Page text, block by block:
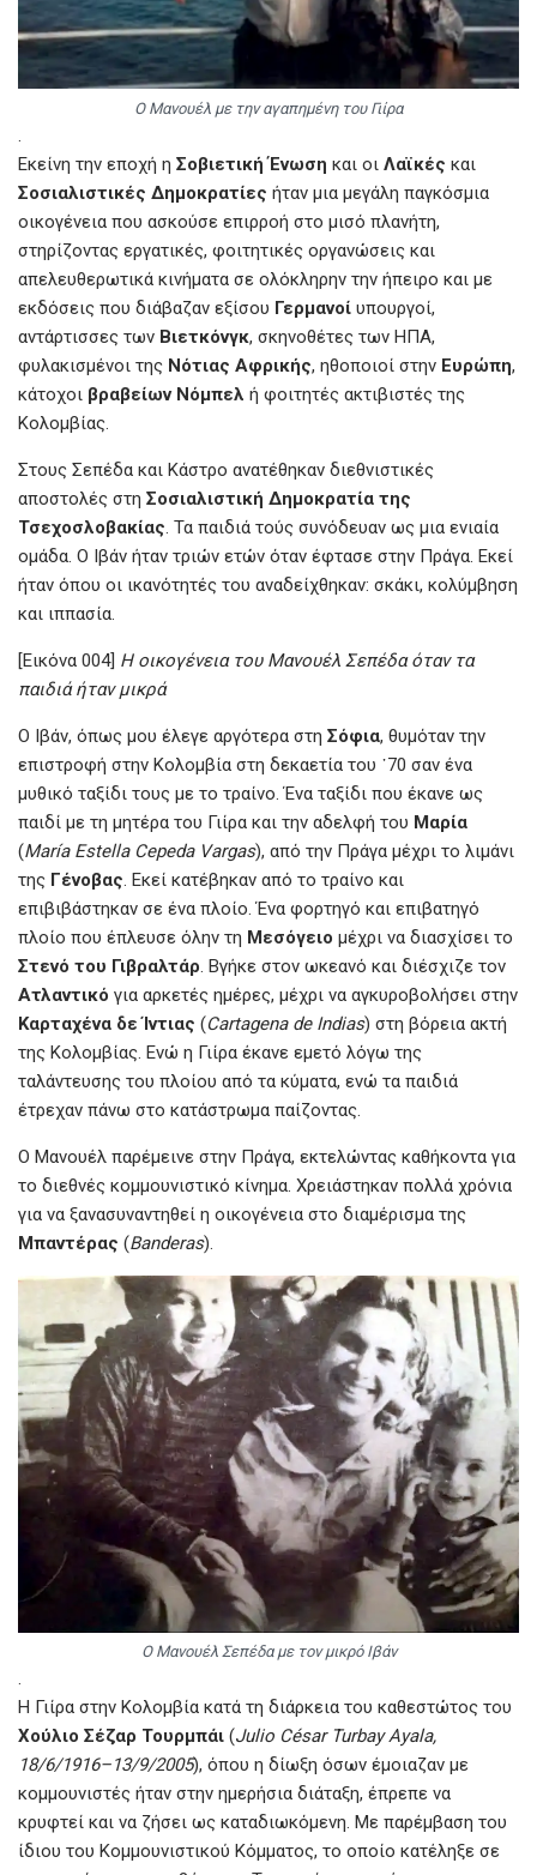
Ο Μανουέλ με την αγαπημένη του Γιίρα
.
Εκείνη την εποχή η Σοβιετική Ένωση και οι Λαϊκές και
Σοσιαλιστικές Δημοκρατίες ήταν μια μεγάλη παγκόσμια
οικογένεια που ασκούσε επιρροή στο μισό πλανήτη,
στηρίζοντας εργατικές, φοιτητικές οργανώσεις και
απελευθερωτικά κινήματα σε ολόκληρην την ήπειρο και με
εκδόσεις που διάβαζαν εξίσου Γερμανοί υπουργοί,
αντάρτισσες των Βιετκόνγκ, σκηνοθέτες των ΗΠΑ,
φυλακισμένοι της Νότιας Αφρικής, ηθοποιοί στην Ευρώπη,
κάτοχοι βραβείων Νόμπελ ή φοιτητές ακτιβιστές της
Κολομβίας.
Στους Σεπέδα και Κάστρο ανατέθηκαν διεθνιστικές
αποστολές στη Σοσιαλιστική Δημοκρατία της
Τσεχοσλοβακίας. Τα παιδιά τούς συνόδευαν ως μια ενιαία
ομάδα. Ο Ιβάν ήταν τριών ετών όταν έφτασε στην Πράγα. Εκεί
ήταν όπου οι ικανότητές του αναδείχθηκαν: σκάκι, κολύμβηση
και ιππασία.
[Εικόνα 004] Η οικογένεια του Μανουέλ Σεπέδαόταν τα
παιδιάήτανμικρά
Ο Ιβάν, όπως μου έλεγε αργότερα στη Σόφια, θυμόταν την
επιστροφή στην Κολομβία στη δεκαετία του ᾿70 σαν ένα
μυθικό ταξίδι τους με το τραίνο. Ένα ταξίδι που έκανε ως
παιδί με τη μητέρα του Γιίρα και την αδελφή του Μαρία
(María Estella Cepeda Vargas), από την Πράγα μέχρι το λιμάνι
της Γένοβας. Εκεί κατέβηκαν από το τραίνο και
επιβιβάστηκαν σε ένα πλοίο. Ένα φορτηγό και επιβατηγό
πλοίο που έπλευσε όλην τη Μεσόγειο μέχρι να διασχίσει το
Στενό του Γιβραλτάρ. Βγήκε στον ωκεανό και διέσχιζε τον
Ατλαντικό για αρκετές ημέρες, μέχρι να αγκυροβολήσει στην
Καρταχένα δεΊντιας (Cartagena de Indias) στη βόρεια ακτή
της Κολομβίας. Ενώ η Γιίρα έκανε εμετό λόγω της
ταλάντευσης του πλοίου από τα κύματα, ενώ τα παιδιά
έτρεχαν πάνω στο κατάστρωμα παίζοντας.
Ο Μανουέλ παρέμεινε στην Πράγα, εκτελώντας καθήκοντα για
το διεθνές κομμουνιστικό κίνημα. Χρειάστηκαν πολλά χρόνια
για να ξανασυναντηθεί η οικογένεια στο διαμέρισμα της
Μπαντέρας (Banderas).
Ο Μανουέλ Σεπέδα με τον μικρό Ιβάν
.
Η Γιίρα στην Κολομβία κατά τη διάρκεια του καθεστώτος του
Χούλιο Σέζαρ Τουρμπάι (Julio César Turbay Ayala,
18/6/1916–13/9/2005), όπου η δίωξη όσων έμοιαζαν με
κομμουνιστές ήταν στην ημερήσια διάταξη, έπρεπε να
κρυφτεί και να ζήσει ως καταδιωκόμενη. Με παρέμβαση του
ίδιου του Κομμουνιστικού Κόμματος, το οποίο κατέληξε σε